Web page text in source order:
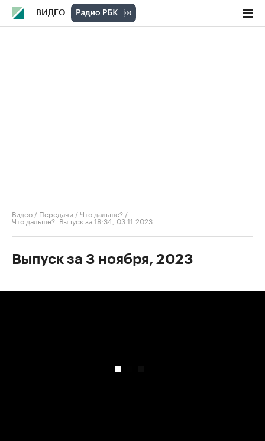
ВИДЕО
Видео / Передачи /Что дальше? /
Что дальше?. Выпуск за 18:34, 03.11.2023
Выпуск за 3 ноября, 2023